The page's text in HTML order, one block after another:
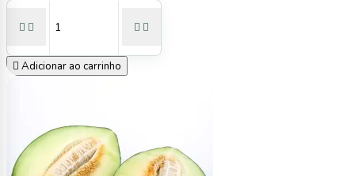
   
 Adicionar ao carrinho